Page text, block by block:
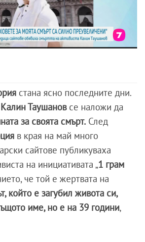
стана ясно последните дни.
Таушановсе наложи да
за своята смърт. След
в края на май много
сайтове публикуваха
на инициативата „1 грам
че той е жертвата на
който е загубил живота си,
име, но е на 39 години,